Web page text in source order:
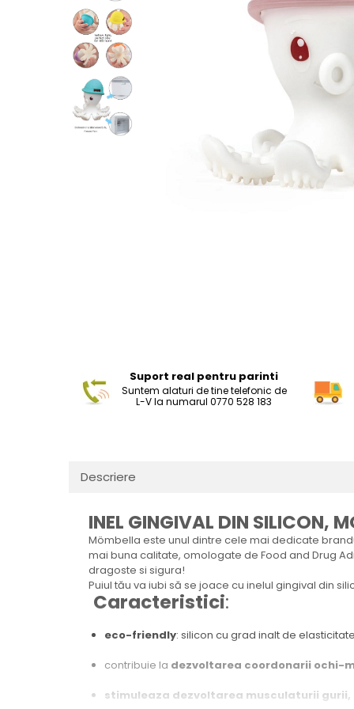
Suport real pentru parinti
Suntem alaturi de tine telefonic de
L-V la numarul 0770 528 183
Descriere
INEL GINGIVAL DIN SILICON,
Mömbella este unul dintre cele mai dedicate
mai buna calitate, omologate de Food and Drug
dragoste si sigura!
Puiul tău va iubi să se joace cu inelul gingival din
Caracteristici:
eco-friendly: silicon cu grad inalt de
contribuie la dezvoltarea coordonarii ochi-
stimuleaza dezvoltarea musculaturii